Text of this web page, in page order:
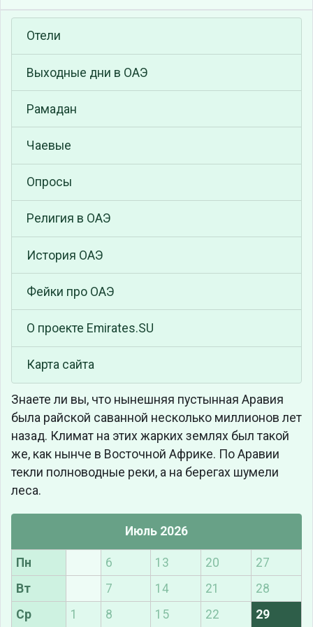
Отели
Выходные дни в ОАЭ
Рамадан
Чаевые
Опросы
Религия в ОАЭ
История ОАЭ
Фейки про ОАЭ
О проекте Emirates.SU
Карта сайта
Знаете ли вы, что нынешняя пустынная Аравия
была райской саванной несколько миллионов лет
назад. Климат на этих жарких землях был такой
же, как нынче в Восточной Африке. По Аравии
текли полноводные реки, а на берегах шумели
леса.
Июль 2026
Пн 6 13 20
27
Вт
7 14 21
28
Ср
1 8 15 22 29